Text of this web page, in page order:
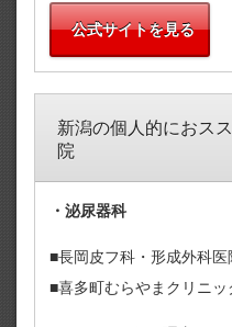
公式サイトを見る
新潟の個人的におス
院
・泌尿器科
■長岡皮フ科・形成外科医
■喜多町むらやまクリニッ